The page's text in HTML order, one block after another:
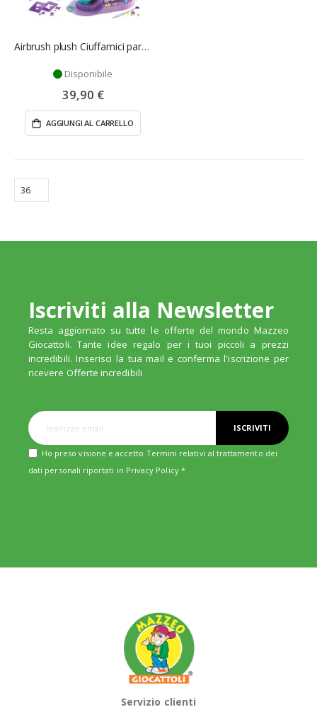
Airbrush plush Ciuffamici parrucchiere - Rocco Giocattoli
Disponibile
39,90 €
AGGIUNGI AL CARRELLO
Iscriviti alla Newsletter
Resta aggiornato su tutte le offerte del mondo Mazzeo
Giocattoli. Tante idee regalo per i tuoi piccoli a prezzi
incredibili. Inserisci la tua mail e conferma l'iscrizione per
ricevere Offerte incredibili
ISCRIVITI
Ho preso visione e accetto Termini relativi al trattamento dei
dati personali riportati in Privacy Policy*
Servizio clienti